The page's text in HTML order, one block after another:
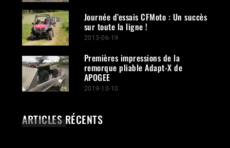
Journée d’essais CFMoto : Un succès
sur toute la ligne !
2013-06-19
Premières impressions de la
remorque pliable Adapt-X de
APOGEE
2019-10-10
ARTICLES RÉCENTS